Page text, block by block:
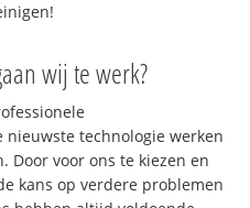
wij te werk?
nieuwste technologie werken
Door voor ons te kiezen en
kans op verdere problemen